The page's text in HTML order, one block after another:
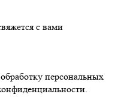
с вами
персональных